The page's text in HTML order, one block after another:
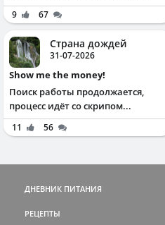
9 67
Страна дождей
31-07-2026
Show me the money!
Поиск работы продолжается,
процесс идёт со скрипом...
11 56
ДНЕВНИК ПИТАНИЯ
РЕЦЕПТЫ